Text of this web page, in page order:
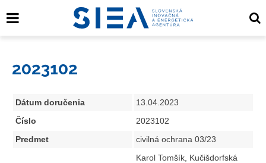
2023102
Dátum doručenia
13.04.2023
Číslo
2023102
Predmet
civilná ochrana 03/23
Karol Tomšík, Kučišdorfská